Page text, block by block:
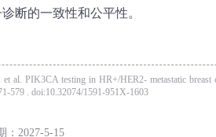
断的一致性和公平性。
al. PIK3CA testing in HR+/HER2- metastatic breast
579 . doi:10.32074/1591-951X-1603
：2027-5-15